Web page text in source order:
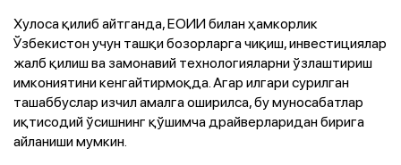
Хулоса қилиб айтганда, ЕОИИ билан ҳамкорлик
Ўзбекистон учун ташқи бозорларга чиқиш, инвестициялар
жалб қилиш ва замонавий технологияларни ўзлаштириш
имкониятини кенгайтирмоқда. Агар илгари сурилган
ташаббуслар изчил амалга оширилса, бу муносабатлар
иқтисодий ўсишнинг қўшимча драйверларидан бирига
айланиши мумкин.